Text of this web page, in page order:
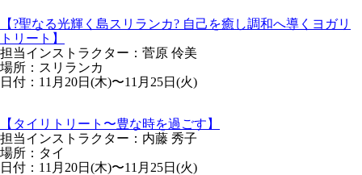
【?聖なる光輝く島スリランカ? 自己を癒し調和へ導くヨガリ
トリート】
担当インストラクター：菅原 伶美
場所：スリランカ
日付：11月20日(木)〜11月25日(火)
【タイリトリート〜豊な時を過ごす】
担当インストラクター：内藤 秀子
場所：タイ
日付：11月20日(木)〜11月25日(火)